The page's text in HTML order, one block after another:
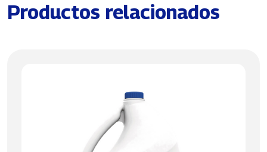
Productos relacionados